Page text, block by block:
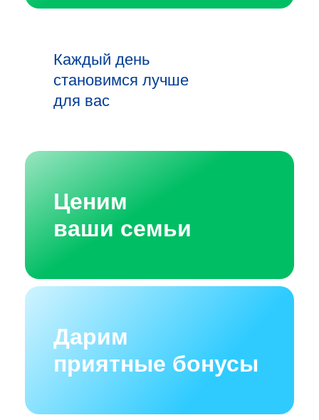
Каждый день
становимся лучше
для вас
Дарим
приятные бонусы
Ценим
ваши семьи